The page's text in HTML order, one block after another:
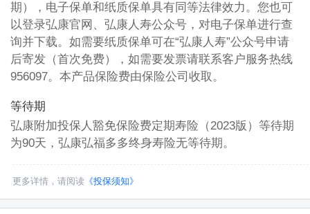
期），电子保单和纸质保单具有同等法律效力。您也可
以登录弘康官网、弘康人寿公众号，对电子保单进行查
询并下载。如需要纸质保单可在“弘康人寿”公众号申请
后寄发（首次免费），如需要发票请联系客户服务热线
956097。本产品保险费由保险公司收取。
等待期
弘康附加投保人豁免保险费定期寿险（2023版）等待期
为90天，弘康弘福多多终身寿险无等待期。
更多详情，请阅读《投保须知》